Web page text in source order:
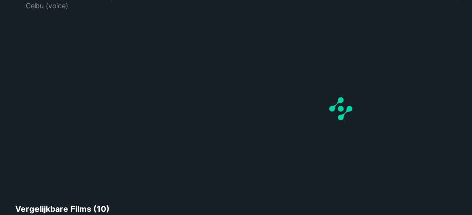
Cebu (voice)
Vergelijkbare Films (10)